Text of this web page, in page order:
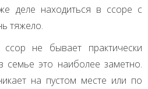
деле находиться в ссоре с
тяжело.
не бывает практически
семье это наиболее заметно.
на пустом месте или по